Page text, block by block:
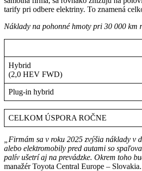
tarify pri odbere elektriny. To znamená
Náklady na pohonné hmoty pri 30 000 km
Hybrid
(2,0 HEV FWD)
Plug-in hybrid
CELKOM ÚSPORA ROČNE
„Firmám sa v roku 2025 zvýšia náklady
alebo elektromobily pred autami so
palív ušetrí aj na prevádzke. Okrem toho
manažér Toyota Central Europe – Slovakia.